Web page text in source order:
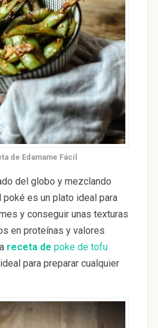
de Edamame Fácil
del globo y mezclando
poké es un plato ideal para
y conseguir unas texturas
en proteínas y valores
receta de poke de tofu
para preparar cualquier